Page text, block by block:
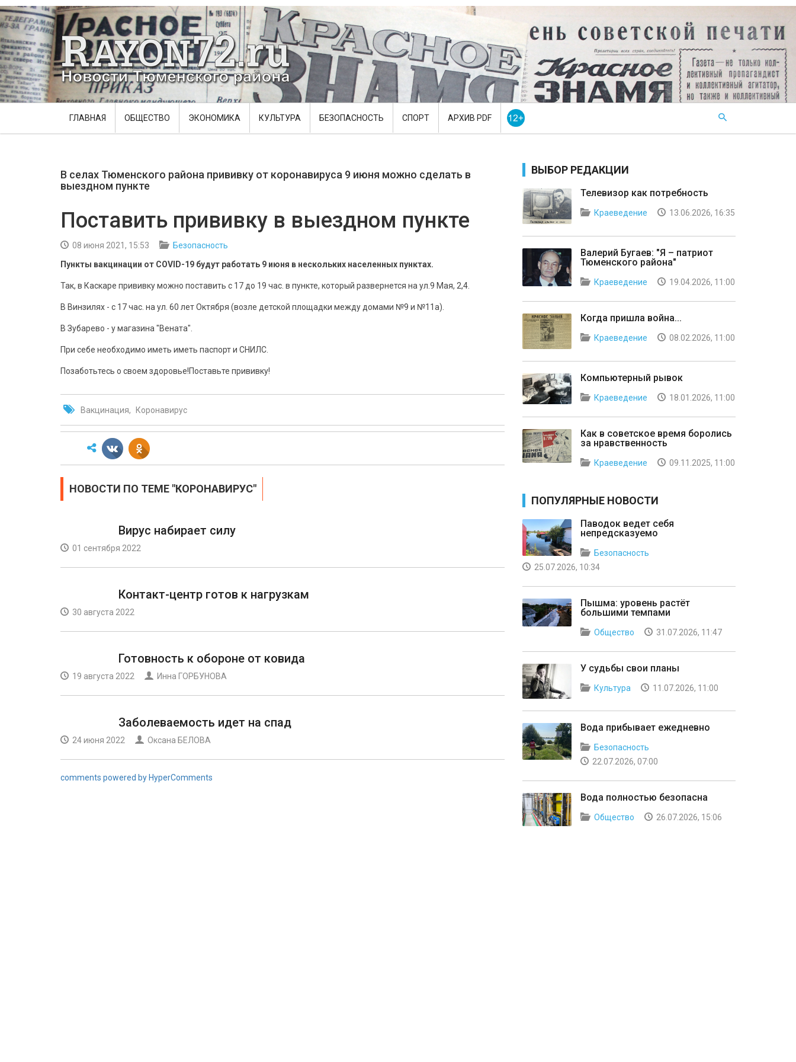
ГЛАВНАЯ ОБЩЕСТВО ЭКОНОМИКА КУЛЬТУРА БЕЗОПАСНОСТЬ СПОРТ АРХИВ PDF
В селах Тюменского района прививку от коронавируса 9 июня можно сделать в
выездном пункте
Поставить прививку в выездном пункте
08 июня 2021, 15:53
Безопасность
Пункты вакцинации от COVID-19 будут работать 9 июня в нескольких населенных пунктах.
Так, в Каскаре прививку можно поставить с 17 до 19 час. в пункте, который развернется на ул.9 Мая, 2,4.
В Винзилях - с 17 час. на ул. 60 лет Октября (возле детской площадки между домами №9 и №11а).
В Зубарево - у магазина "Вената".
При себе необходимо иметь иметь паспорт и СНИЛС.
Позаботьтесь о своем здоровье!Поставьте прививку!
Вакцинация Коронавирус
НОВОСТИ ПО ТЕМЕ "КОРОНАВИРУС"
Вирус набирает силу
01 сентября 2022
Контакт-центр готов к нагрузкам
30 августа 2022
Готовность к обороне от ковида
19 августа 2022 Инна ГОРБУНОВА
Заболеваемость идет на спад
24 июня 2022 Оксана БЕЛОВА
comments powered by HyperComments
ВЫБОР РЕДАКЦИИ
Телевизор как потребность
Краеведение 13.06.2026, 16:35
Валерий Бугаев: "Я – патриот
Тюменского района"
Краеведение 19.04.2026, 11:00
Когда пришла война...
Краеведение 08.02.2026, 11:00
Компьютерный рывок
Краеведение 18.01.2026, 11:00
Как в советское время боролись
за нравственность
Краеведение 09.11.2025, 11:00
ПОПУЛЯРНЫЕ НОВОСТИ
Паводок ведет себя
непредсказуемо
Безопасность
25.07.2026, 10:34
Пышма: уровень растёт
большими темпами
Общество 31.07.2026, 11:47
У судьбы свои планы
Культура 11.07.2026, 11:00
Вода прибывает ежедневно
Безопасность
22.07.2026, 07:00
Вода полностью безопасна
Общество 26.07.2026, 15:06